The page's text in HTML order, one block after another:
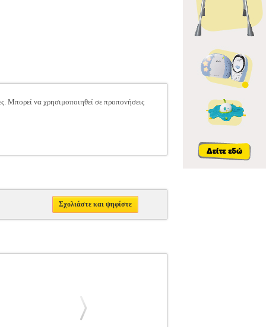
Μπορεί να χρησιμοποιηθεί σε προπονήσεις
Σχολιάστε και ψηφίστε